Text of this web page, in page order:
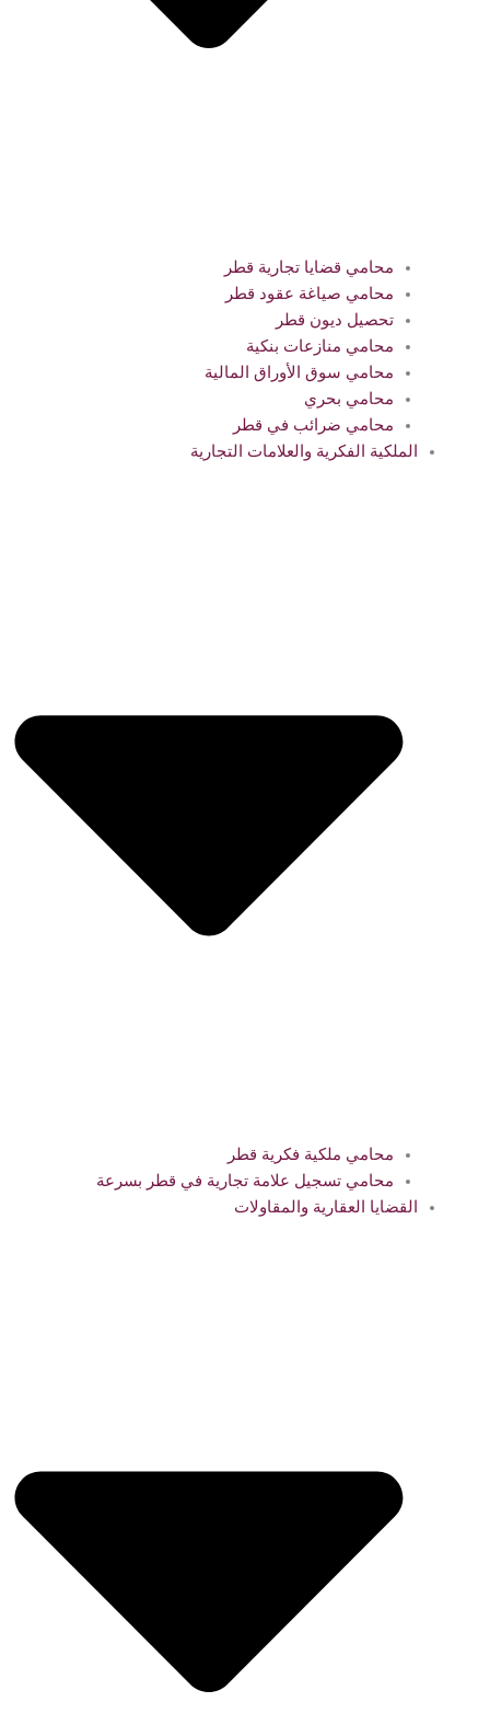
محامي قضايا تجارية قطر
محامي صياغة عقود قطر
تحصيل ديون قطر
محامي منازعات بنكية
محامي سوق الأوراق المالية
محامي بحري
محامي ضرائب في قطر
الملكية الفكرية والعلامات التجارية
محامي ملكية فكرية قطر
محامي تسجيل علامة تجارية في قطر بسرعة
القضايا العقارية والمقاولات